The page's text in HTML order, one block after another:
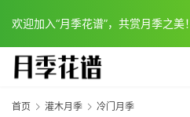
欢迎加入“月季花谱”，共赏月季之美！
首页 灌木月季 冷门月季